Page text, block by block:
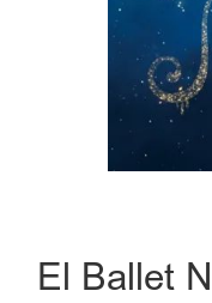
El Ballet